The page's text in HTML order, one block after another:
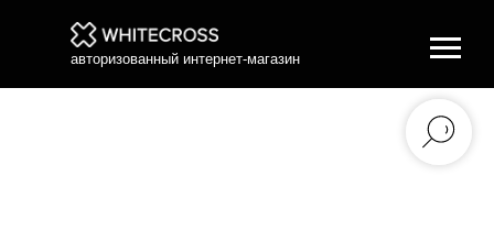
авторизованный интернет-магазин